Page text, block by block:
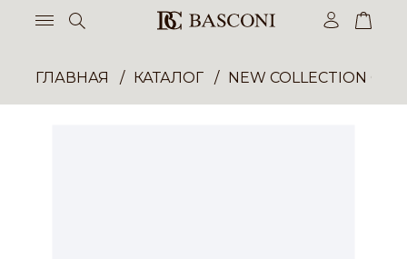
ГЛАВНАЯ КАТАЛОГ NEW COLLECTION